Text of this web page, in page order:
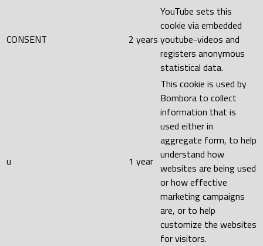
CONSENT 2 years
YouTube sets this
cookie via embedded
youtube-videos and
registers anonymous
statistical data.
u 1 year
This cookie is used by
Bombora to collect
information that is
used either in
aggregate form, to help
understand how
websites are being used
or how effective
marketing campaigns
are, or to help
customize the websites
for visitors.